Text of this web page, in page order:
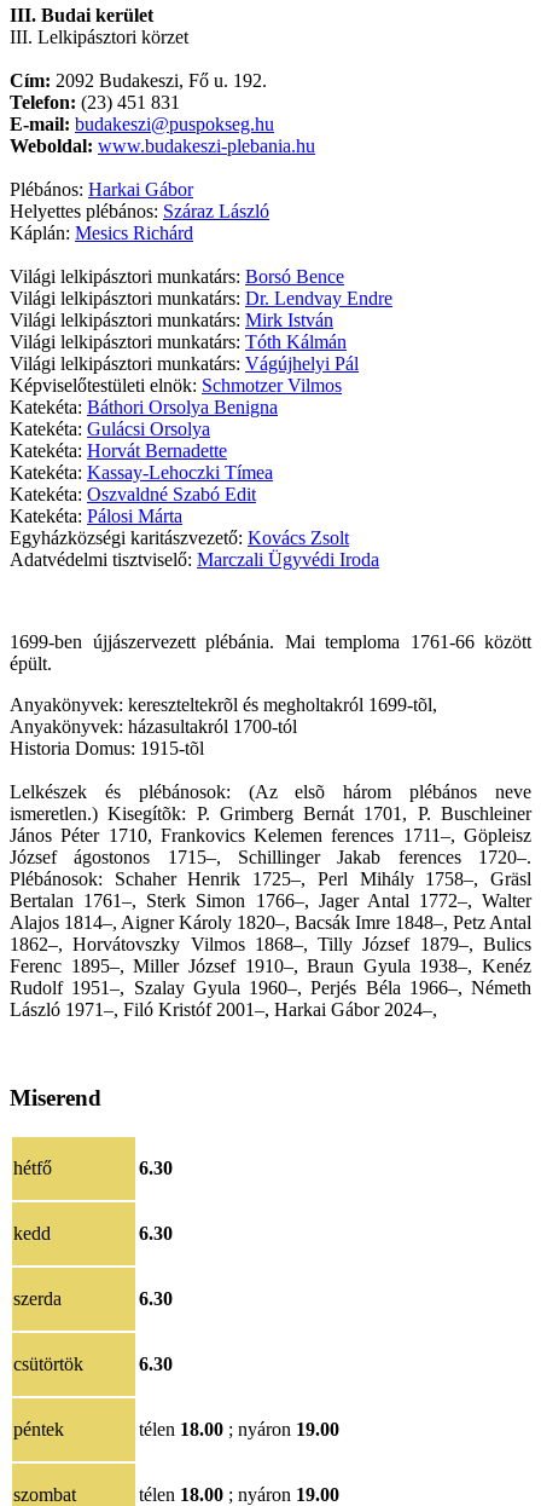
III. Budai kerület
III. Lelkipásztori körzet
Cím: 2092 Budakeszi, Fő u. 192.
Telefon: (23) 451 831
E-mail: budakeszi@puspokseg.hu
Weboldal: www.budakeszi-plebania.hu
Plébános: Harkai Gábor
Helyettes plébános: Száraz László
Káplán: Mesics Richárd
Világi lelkipásztori munkatárs: Borsó Bence
Világi lelkipásztori munkatárs: Dr. Lendvay Endre
Világi lelkipásztori munkatárs: Mirk István
Világi lelkipásztori munkatárs: Tóth Kálmán
Világi lelkipásztori munkatárs: Vágújhelyi Pál
Képviselőtestületi elnök: Schmotzer Vilmos
Katekéta: Báthori Orsolya Benigna
Katekéta: Gulácsi Orsolya
Katekéta: Horvát Bernadette
Katekéta: Kassay-Lehoczki Tímea
Katekéta: Oszvaldné Szabó Edit
Katekéta: Pálosi Márta
Egyházközségi karitászvezető: Kovács Zsolt
Adatvédelmi tisztviselő: Marczali Ügyvédi Iroda
1699-ben újjászervezett plébánia. Mai temploma 1761-66 között
épült.
Anyakönyvek: kereszteltekrõl és megholtakról 1699-tõl,
Anyakönyvek: házasultakról 1700-tól
Historia Domus: 1915-tõl
Lelkészek és plébánosok: (Az elsõ három plébános neve
ismeretlen.) Kisegítõk: P. Grimberg Bernát 1701, P. Buschleiner
János Péter 1710, Frankovics Kelemen ferences 1711–, Göpleisz
József ágostonos 1715–, Schillinger Jakab ferences 1720–.
Plébánosok: Schaher Henrik 1725–, Perl Mihály 1758–, Gräsl
Bertalan 1761–, Sterk Simon 1766–, Jager Antal 1772–, Walter
Alajos 1814–, Aigner Károly 1820–, Bacsák Imre 1848–, Petz Antal
1862–, Horvátovszky Vilmos 1868–, Tilly József 1879–, Bulics
Ferenc 1895–, Miller József 1910–, Braun Gyula 1938–, Kenéz
Rudolf 1951–, Szalay Gyula 1960–, Perjés Béla 1966–, Németh
László 1971–, Filó Kristóf 2001–, Harkai Gábor 2024–,
Miserend
hétfő 6.30
kedd 6.30
szerda 6.30
csütörtök 6.30
péntek télen 18.00 ; nyáron 19.00
szombat télen 18.00 ; nyáron 19.00